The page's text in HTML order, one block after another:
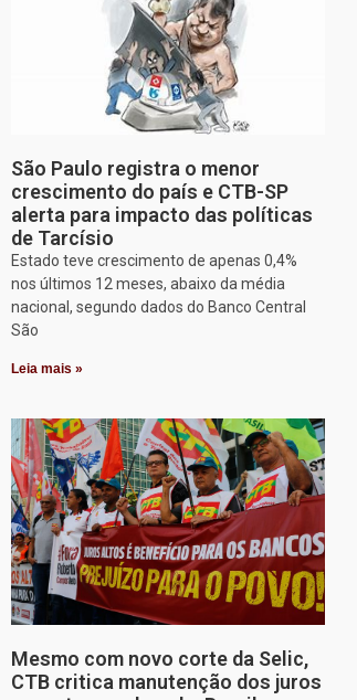
São Paulo registra o menor
crescimento do país e CTB-SP
alerta para impacto das políticas
de Tarcísio
Estado teve crescimento de apenas 0,4%
nos últimos 12 meses, abaixo da média
nacional, segundo dados do Banco Central
São
Leia mais »
Mesmo com novo corte da Selic,
CTB critica manutenção dos juros